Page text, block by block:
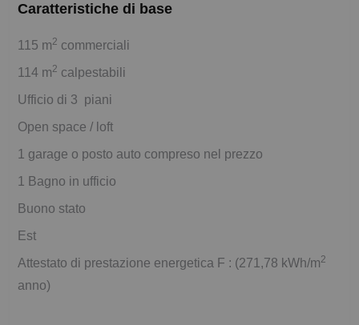
Caratteristiche di base
115 m2 commerciali
114 m2 calpestabili
Ufficio di 3 piani
Open space / loft
1 garage o posto auto compreso nel prezzo
1 Bagno in ufficio
Buono stato
Est
Attestato di prestazione energetica F : (271,78 kWh/m2
anno)